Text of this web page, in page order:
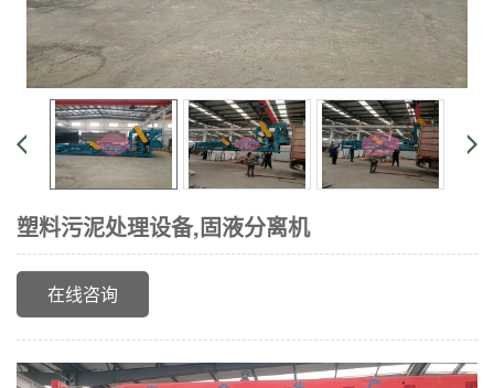
塑料污泥处理设备,固液分离机
在线咨询